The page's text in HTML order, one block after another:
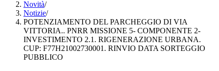
Novità/
Notizie/
POTENZIAMENTO DEL PARCHEGGIO DI VIA
VITTORIA.. PNRR MISSIONE 5- COMPONENTE 2-
INVESTIMENTO 2.1. RIGENERAZIONE URBANA.
CUP: F77H21002730001. RINVIO DATA SORTEGGIO
PUBBLICO